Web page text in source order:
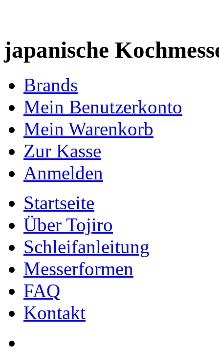
japanische
Brands
Mein Benutzerkonto
Mein Warenkorb
Zur Kasse
Anmelden
Startseite
Über Tojiro
Schleifanleitung
Messerformen
FAQ
Kontakt